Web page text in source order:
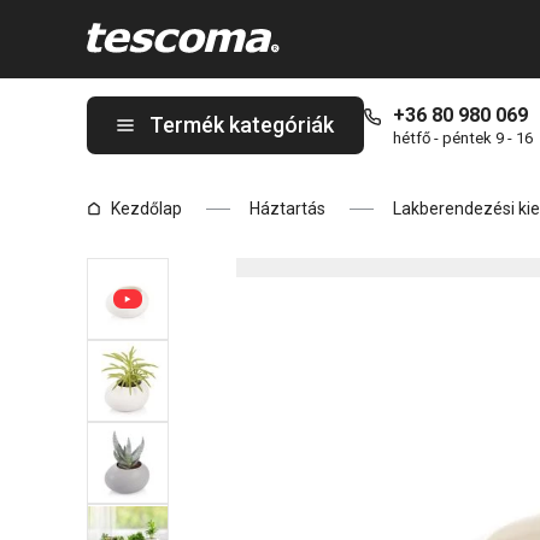
Termék kategóriák +36 80 980 069
hétfő - péntek 9 - 16
Kezdőlap Háztartás Lakberendezési